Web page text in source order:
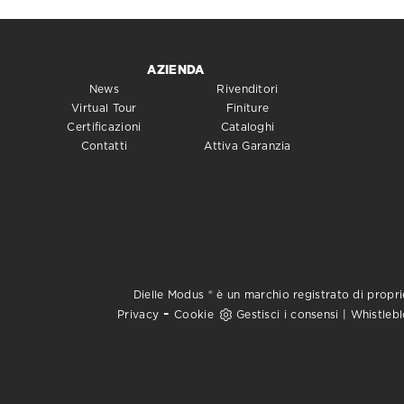
AZIENDA
News
Virtual Tour
Certificazioni
Contatti
Rivenditori
Finiture
Cataloghi
Attiva Garanzia
Dielle Modus ® è un marchio registrato di
Privacy -Cookie Gestisci i consensi